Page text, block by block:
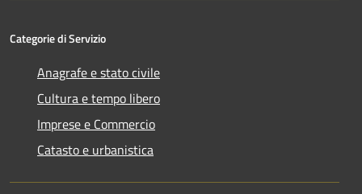
Categorie di Servizio
Anagrafe e stato civile
Cultura e tempo libero
Imprese e Commercio
Catasto e urbanistica